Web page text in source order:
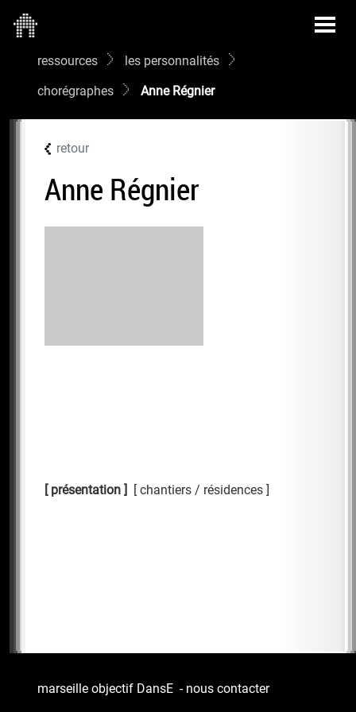
ressources
les personnalités
chorégraphes
Anne Régnier
retour
Anne Régnier
présentation chantiers / résidences
marseille objectif DansE - nous contacter